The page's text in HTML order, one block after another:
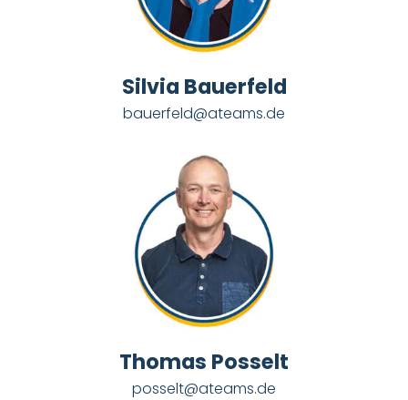
Silvia Bauerfeld
bauerfeld@ateams.de
Thomas Posselt
posselt@ateams.de